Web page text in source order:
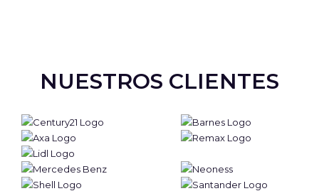
NUESTROS CLIENTES